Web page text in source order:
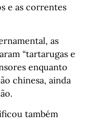
e as correntes
as
“tartarugas e
enquanto
chinesa, ainda
também